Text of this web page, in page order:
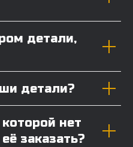
детали,
детали?
нет
заказать?